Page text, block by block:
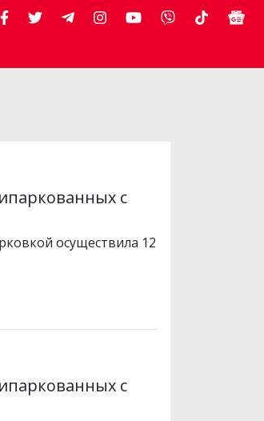
с
осуществила 12
с